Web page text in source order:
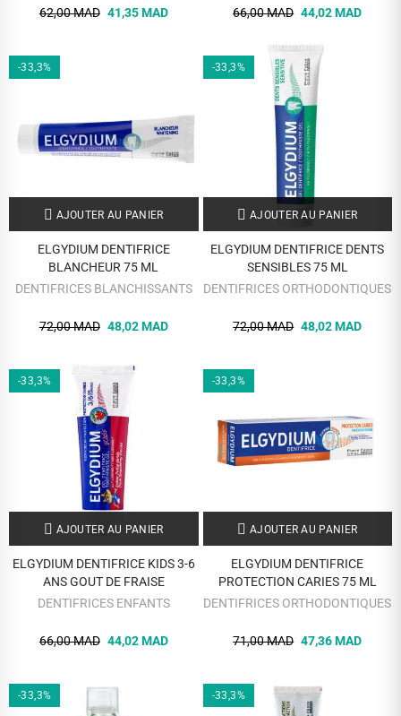
62,00 MAD 41,35 MAD 66,00 MAD 44,02 MAD
-33,3%
AJOUTER AU PANIER
ELGYDIUM DENTIFRICE
BLANCHEUR 75 ML
DENTIFRICES BLANCHISSANTS
72,00 MAD 48,02 MAD
-33,3%
AJOUTER AU PANIER
ELGYDIUM DENTIFRICE DENTS
SENSIBLES 75 ML
DENTIFRICES ORTHODONTIQUES
72,00 MAD 48,02 MAD
-33,3%
AJOUTER AU PANIER
ELGYDIUM DENTIFRICE KIDS 3-6
ANS GOUT DE FRAISE
DENTIFRICES ENFANTS
66,00 MAD 44,02 MAD
-33,3%
AJOUTER AU PANIER
ELGYDIUM DENTIFRICE
PROTECTION CARIES 75 ML
DENTIFRICES ORTHODONTIQUES
71,00 MAD 47,36 MAD
-33,3% -33,3%